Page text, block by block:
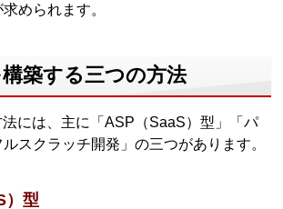
められます。
築する三つの方法
には、主に「ASP（SaaS）型」「パ
スクラッチ開発」の三つがあります。
）型